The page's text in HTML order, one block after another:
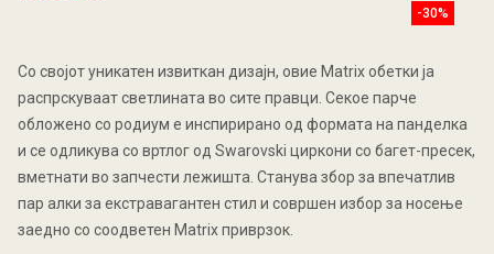
-30%
Со својот уникатен извиткан дизајн, овие Matrix обетки ја
распрскуваат светлината во сите правци. Секое парче
обложено со родиум е инспирирано од формата на панделка
и се одликува со вртлог од Swarovski циркони со багет-пресек,
вметнати во запчести лежишта. Станува збор за впечатлив
пар алки за екстравагантен стил и совршен избор за носење
заедно со соодветен Matrix приврзок.